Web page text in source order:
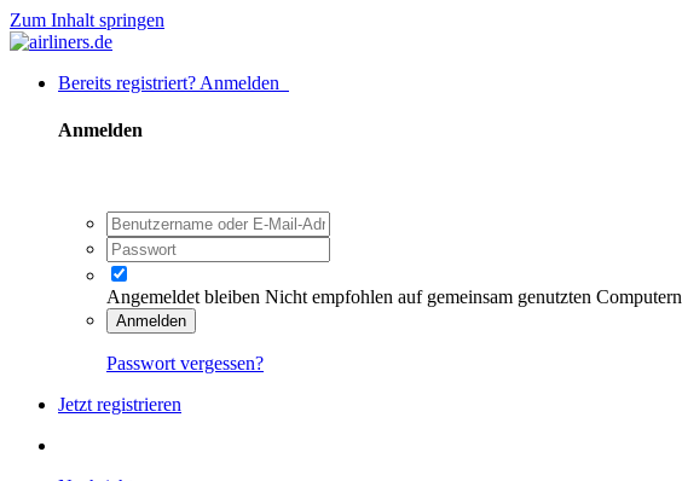
Zum Inhalt springen
Bereits registriert? Anmelden
Anmelden
Angemeldet bleiben Nicht empfohlen auf gemeinsam genutzten Computern
Anmelden
Passwort vergessen?
Jetzt registrieren